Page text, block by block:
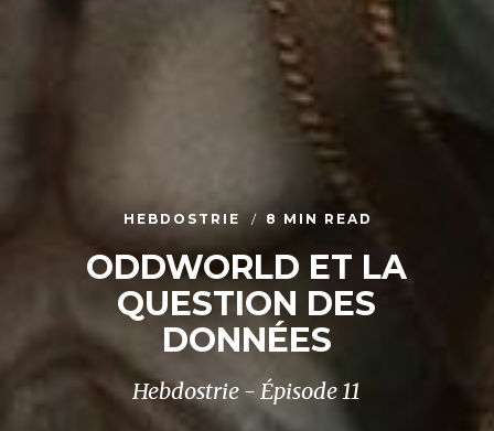
HEBDOSTRIE 8 MIN READ
ODDWORLD ET LA
QUESTION DES
DONNÉES
Hebdostrie - Épisode 11